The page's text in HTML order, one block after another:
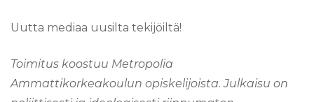
Uutta mediaa uusilta tekijöiltä!
Toimitus koostuu Metropolia
Ammattikorkeakoulun opiskelijoista. Julkaisu on